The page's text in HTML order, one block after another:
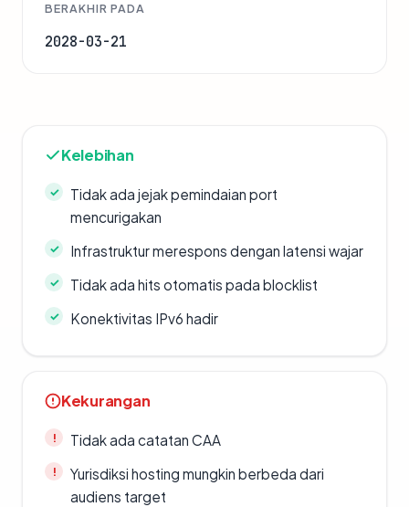
BERAKHIR PADA
2028-03-21
Kelebihan
Tidak ada jejak pemindaian port
mencurigakan
Infrastruktur merespons dengan latensi wajar
Tidak ada hits otomatis pada blocklist
Konektivitas IPv6 hadir
Kekurangan
Tidak ada catatan CAA
Yurisdiksi hosting mungkin berbeda dari
audiens target